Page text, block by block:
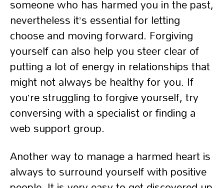
someone who has harmed you in the past,
nevertheless it’s essential for letting
choose and moving forward. Forgiving
yourself can also help you steer clear of
putting a lot of energy in relationships that
might not always be healthy for you. If
you’re struggling to forgive yourself, try
conversing with a specialist or finding a
web support group.
Another way to manage a harmed heart is
always to surround yourself with positive